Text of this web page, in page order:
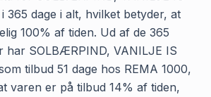
365 dage i alt, hvilket betyder, at
100% af tiden. Ud af de 365
har SOLBÆRPIND, VANILJE IS
tilbud 51 dage hos REMA 1000,
varen er på tilbud 14% af tiden,